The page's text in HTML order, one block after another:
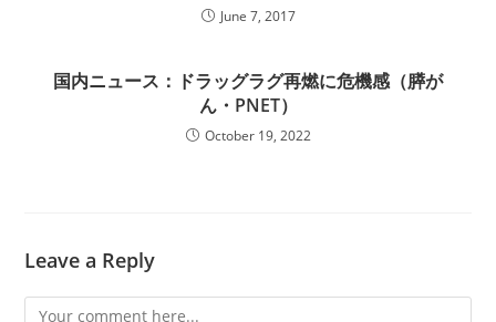
June 7, 2017
国内ニュース：ドラッグラグ再燃に危機感（膵が
ん・PNET）
October 19, 2022
Leave a Reply
Comment